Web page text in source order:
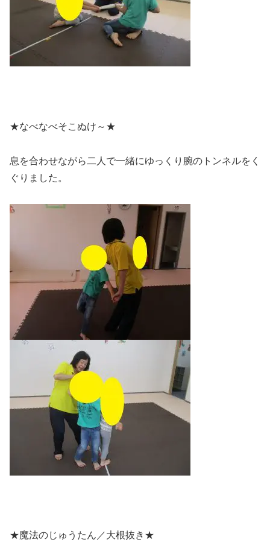
★なべなべそこぬけ～★
息を合わせながら二人で一緒にゆっくり腕のトンネルをく
ぐりました。
★魔法のじゅうたん／大根抜き★